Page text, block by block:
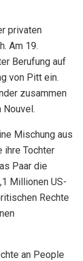
privaten
Am 19.
Berufung auf
von Pitt ein.
zusammen
Nouvel.
Mischung aus
ihre Tochter
Paar die
Millionen US-
Rechte
an People